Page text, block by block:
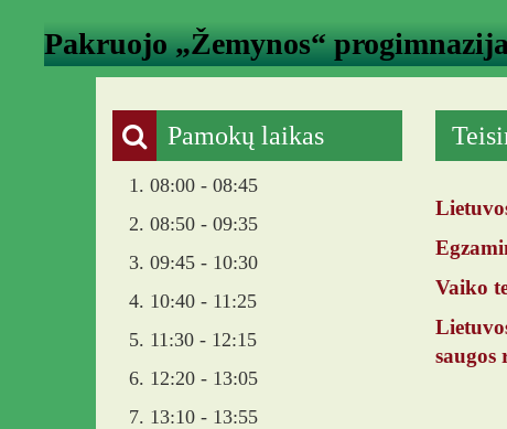
Pakruojo „Žemynos“
Pamokų laikas
1. 08:00 - 08:45
2. 08:50 - 09:35
3. 09:45 - 10:30
4. 10:40 - 11:25
5. 11:30 - 12:15
6. 12:20 - 13:05
7. 13:10 - 13:55
Vaiko
saugos